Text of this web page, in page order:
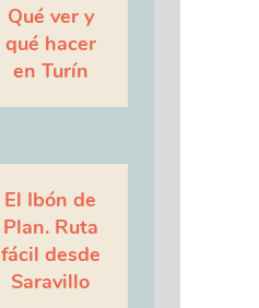
Qué ver y
qué hacer
en Turín
El Ibón de
Plan. Ruta
fácil desde
Saravillo